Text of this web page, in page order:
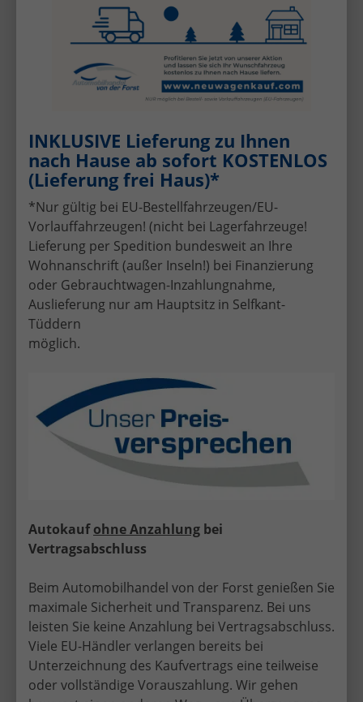
Gästebuch
Vertrauen ist die Grundlage eines sicheren
Fahrzeugkaufs – besonders bei hochwertigen
Fahrzeugen und attraktiven Preisvorteilen. Wir
freuen uns darauf, auch Sie schon bald zu
Vertrauen ist die Grundlage eines sicheren
Fahrzeugkaufs – besonders bei einem EU-
Neuwagen oder Reimport. Bereits über 30.000
ausgelieferte Fahrzeuge sprechen für sich.
Vielleicht sehen wir auch schon bald Ihr
persönliches Auslieferungsfoto mit Ihrem neuen
Fahrzeug bei Automobilhandel von der Forst!
Auslieferungen
Günstige EU-Neuwagen von Audi im
Überblick
Audi Q3
Audi Q3 Sportback
INKLUSIVE Lieferung zu Ihnen
nach Hause ab sofort KOSTENLOS
(Lieferung frei Haus)*
*Nur gültig bei EU-Bestellfahrzeugen/EU-
Vorlauffahrzeugen! (nicht bei Lagerfahrzeuge!
Lieferung per Spedition bundesweit an Ihre
Wohnanschrift (außer Inseln!) bei Finanzierung
oder Gebrauchtwagen-Inzahlungnahme,
Auslieferung nur am Hauptsitz in Selfkant-
Tüddern
möglich.
Autokaufohne Anzahlung bei
Vertragsabschluss
Beim Automobilhandel von der Forst genießen Sie
maximale Sicherheit und Transparenz. Bei uns
leisten Sie keine Anzahlung bei Vertragsabschluss.
Viele EU-Händler verlangen bereits bei
Unterzeichnung des Kaufvertrags eine teilweise
oder vollständige Vorauszahlung. Wir gehen